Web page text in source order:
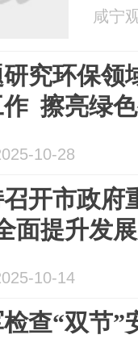
咸宁
究环保领
擦亮绿
10-28
开市政府
面提升发
10-14
查“双节